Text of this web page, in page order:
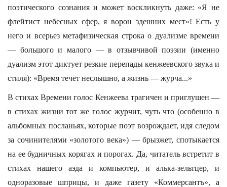
поэтического сознания и может воскликнуть даже: «Я не
флейтист небесных сфер, я ворон здешних мест»! Есть у
него и всерьез метафизическая строка о дуализме времени
— большого и малого — в отзывчивой поэзии (именно
дуализм этот диктует резкие перепады кенжеевского звука и
стиля): «Время течет неслышно, а жизнь — журча...»
В стихах Времени голос Кенжеева трагичен и приглушен —
в стихах жизни тот же голос журчит, чуть что (особенно в
альбомных посланьях, которые поэт возрождает, идя следом
за сочинителями «золотого века») — брызжет, спотыкается
на ее будничных корягах и порогах. Да, читатель встретит в
стихах нашего аэда и компьютер, и алька-зельтцер, и
одноразовые шприцы, и даже газету «Коммерсантъ», а